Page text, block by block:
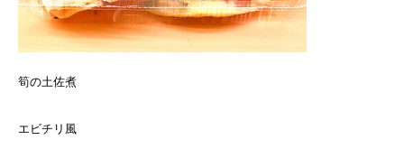
筍の土佐煮
エビチリ風